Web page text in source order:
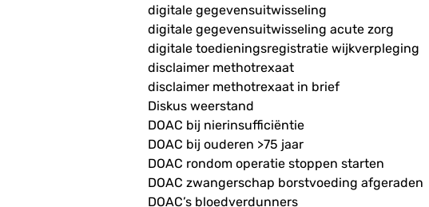
digitale gegevensuitwisseling
digitale gegevensuitwisseling acute zorg
digitale toedieningsregistratie wijkverpleging
disclaimer methotrexaat
disclaimer methotrexaat in brief
Diskus weerstand
DOAC bij nierinsufficiëntie
DOAC bij ouderen >75 jaar
DOAC rondom operatie stoppen starten
DOAC zwangerschap borstvoeding afgeraden
DOAC’s bloedverdunners